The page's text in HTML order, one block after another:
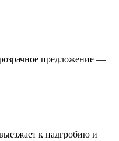
предложение —
к надгробию и